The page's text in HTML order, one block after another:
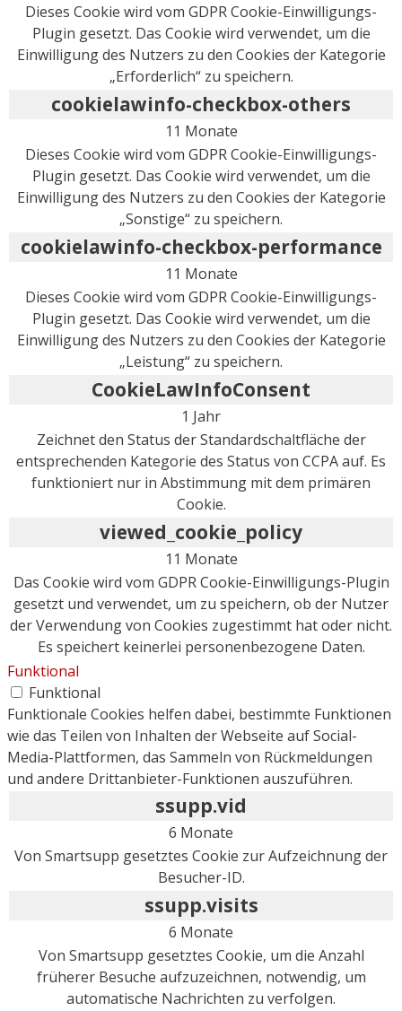
Dieses Cookie wird vom GDPR Cookie-Einwilligungs-
Plugin gesetzt. Das Cookie wird verwendet, um die
Einwilligung des Nutzers zu den Cookies der Kategorie
„Erforderlich“ zu speichern.
cookielawinfo-checkbox-others
11 Monate
Dieses Cookie wird vom GDPR Cookie-Einwilligungs-
Plugin gesetzt. Das Cookie wird verwendet, um die
Einwilligung des Nutzers zu den Cookies der Kategorie
„Sonstige“ zu speichern.
cookielawinfo-checkbox-performance
11 Monate
Dieses Cookie wird vom GDPR Cookie-Einwilligungs-
Plugin gesetzt. Das Cookie wird verwendet, um die
Einwilligung des Nutzers zu den Cookies der Kategorie
„Leistung“ zu speichern.
CookieLawInfoConsent
1 Jahr
Zeichnet den Status der Standardschaltfläche der
entsprechenden Kategorie des Status von CCPA auf. Es
funktioniert nur in Abstimmung mit dem primären
Cookie.
viewed_cookie_policy
11 Monate
Das Cookie wird vom GDPR Cookie-Einwilligungs-Plugin
gesetzt und verwendet, um zu speichern, ob der Nutzer
der Verwendung von Cookies zugestimmt hat oder nicht.
Es speichert keinerlei personenbezogene Daten.
Funktional
Funktional
Funktionale Cookies helfen dabei, bestimmte Funktionen
wie das Teilen von Inhalten der Webseite auf Social-
Media-Plattformen, das Sammeln von Rückmeldungen
und andere Drittanbieter-Funktionen auszuführen.
ssupp.vid
6 Monate
Von Smartsupp gesetztes Cookie zur Aufzeichnung der
Besucher-ID.
ssupp.visits
6 Monate
Von Smartsupp gesetztes Cookie, um die Anzahl
früherer Besuche aufzuzeichnen, notwendig, um
automatische Nachrichten zu verfolgen.